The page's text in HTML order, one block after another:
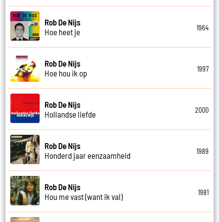
Rob De Nijs
Hoe heet je
1964
Rob De Nijs
Hoe hou ik op
1997
Rob De Nijs
Hollandse liefde
2000
Rob De Nijs
Honderd jaar eenzaamheid
1989
Rob De Nijs
Hou me vast (want ik val)
1981